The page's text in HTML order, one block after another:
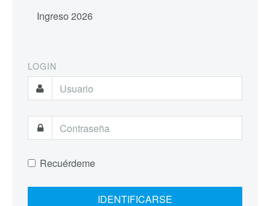
Ingreso 2026
LOGIN
Recuérdeme